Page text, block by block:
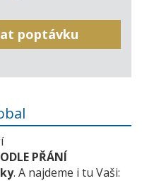
PŘÁNÍ
. A najdeme i tu Vaši: